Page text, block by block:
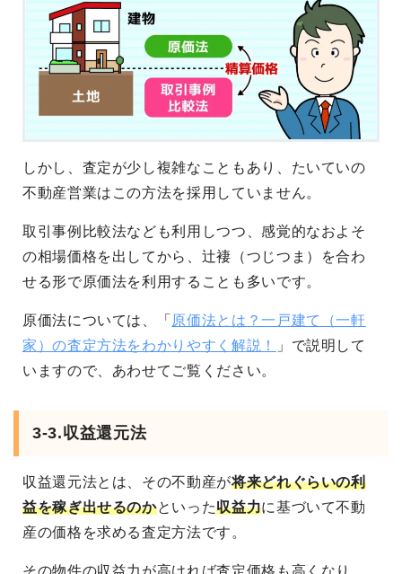
しかし、査定が少し複雑なこともあり、たいていの
不動産営業はこの方法を採用していません。
取引事例比較法なども利用しつつ、感覚的なおよそ
の相場価格を出してから、辻褄（つじつま）を合わ
せる形で原価法を利用することも多いです。
原価法については、「 原価法とは？一戸建て（一軒
家）の査定方法をわかりやすく解説！
」で説明して
いますので、あわせてご覧ください。
3-3.収益還元法
収益還元法とは、その不動産が将来どれぐらいの利
益を稼ぎ出せるのかといった収益力に基づいて不動
産の価格を求める査定方法です。
その物件の収益力が高ければ査定価格も高くなり、